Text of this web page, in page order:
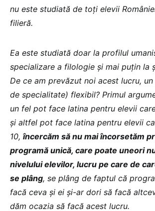
nu este studiată de toți elevii
filieră.
Ea este studiată doar la profilul
specializare a filologie și mai puțin la
De ce am prevăzut noi acest lucru,
de specialitate) flexibil? Primul
un fel pot face latina pentru elevii
și altfel pot face latina pentru elevii
10, încercăm să nu mai încorsetăm
programă unică, care poate uneori
nivelului elevilor, lucru pe care de
se plâng, se plâng de faptul că
facă ceva și ei și-ar dori să facă
dăm ocazia să facă acest lucru.